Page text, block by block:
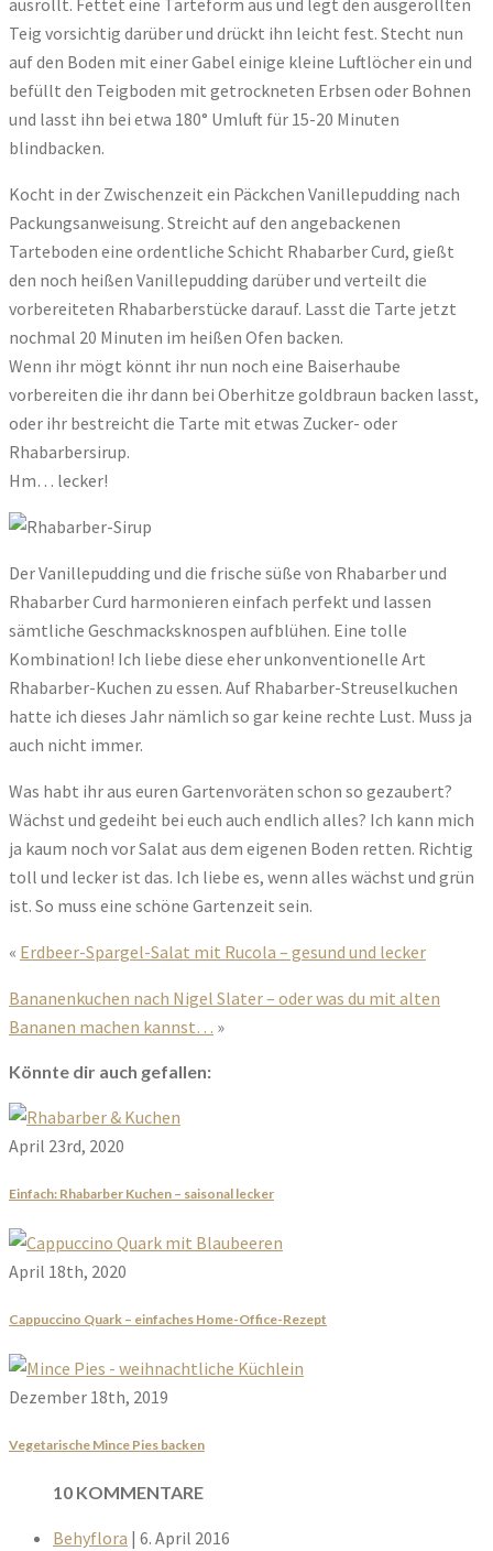
Teig vorsichtig darüber und drückt ihn leicht fest. Stecht nun
auf den Boden mit einer Gabel einige kleine Luftlöcher ein und
befüllt den Teigboden mit getrockneten Erbsen oder Bohnen
und lasst ihn bei etwa 180° Umluft für 15-20 Minuten
blindbacken.
Kocht in der Zwischenzeit ein Päckchen Vanillepudding nach
Packungsanweisung. Streicht auf den angebackenen
Tarteboden eine ordentliche Schicht Rhabarber Curd, gießt
den noch heißen Vanillepudding darüber und verteilt die
vorbereiteten Rhabarberstücke darauf. Lasst die Tarte jetzt
nochmal 20 Minuten im heißen Ofen backen.
Wenn ihr mögt könnt ihr nun noch eine Baiserhaube
vorbereiten die ihr dann bei Oberhitze goldbraun backen lasst,
oder ihr bestreicht die Tarte mit etwas Zucker- oder
Rhabarbersirup.
Hm… lecker!
Der Vanillepudding und die frische süße von Rhabarber und
Rhabarber Curd harmonieren einfach perfekt und lassen
sämtliche Geschmacksknospen aufblühen. Eine tolle
Kombination! Ich liebe diese eher unkonventionelle Art
Rhabarber-Kuchen zu essen. Auf Rhabarber-Streuselkuchen
hatte ich dieses Jahr nämlich so gar keine rechte Lust. Muss ja
auch nicht immer.
Was habt ihr aus euren Gartenvoräten schon so gezaubert?
Wächst und gedeiht bei euch auch endlich alles? Ich kann mich
ja kaum noch vor Salat aus dem eigenen Boden retten. Richtig
toll und lecker ist das. Ich liebe es, wenn alles wächst und grün
ist. So muss eine schöne Gartenzeit sein.
« Erdbeer-Spargel-Salat mit Rucola – gesund und lecker
Bananenkuchen nach Nigel Slater – oder was du mit alten
Bananen machen kannst… »
Könnte dir auch gefallen:
April 23rd, 2020
Einfach: Rhabarber Kuchen – saisonal lecker
April 18th, 2020
Cappuccino Quark – einfaches Home-Office-Rezept
Dezember 18th, 2019
Vegetarische Mince Pies backen
10 KOMMENTARE
Behyflora | 6. April 2016